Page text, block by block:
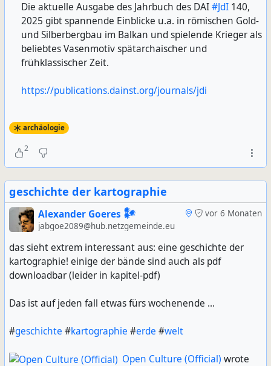
Die aktuelle Ausgabe des Jahrbuch des DAI#JdI 140,
2025 gibt spannende Einblicke u.a. in römischen Gold-
und Silberbergbau im Balkan und spielende Krieger als
beliebtes Vasenmotiv spätarchaischer und
frühklassischer Zeit.
https://publications.dainst.org/journals/jdi
archäologie
2
geschichte der kartographie
vor 6 Monaten
Alexander Goeres 𒀯
jabgoe2089@hub.netzgemeinde.eu
das sieht extrem interessant aus: eine geschichte der
kartographie! einige der bände sind auch als pdf
downloadbar (leider in kapitel-pdf)
Das ist auf jeden fall etwas fürs wochenende ...
#geschichte #kartographie #erde #welt
Open Culture (Official) wrote